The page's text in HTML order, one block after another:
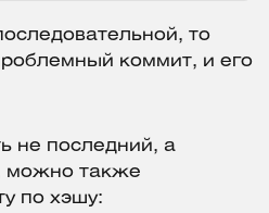
то
коммит, и его
не последний, а
можно также
по хэшу: